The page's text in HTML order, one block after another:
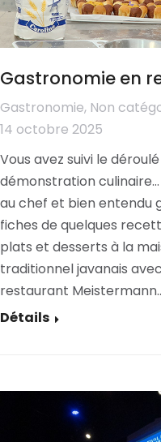
Gastronomie en
Gastronomie, Non
14 octobre 2025
Vous avez suivi le
démonstration
au chef et bien entendu
fiches de quelques
plats et desserts à la
traditionnel javanais
restaurant
Détails